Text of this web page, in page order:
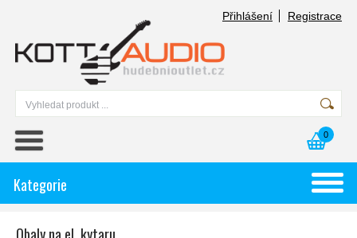
Přihlášení Registrace
0
Kategorie